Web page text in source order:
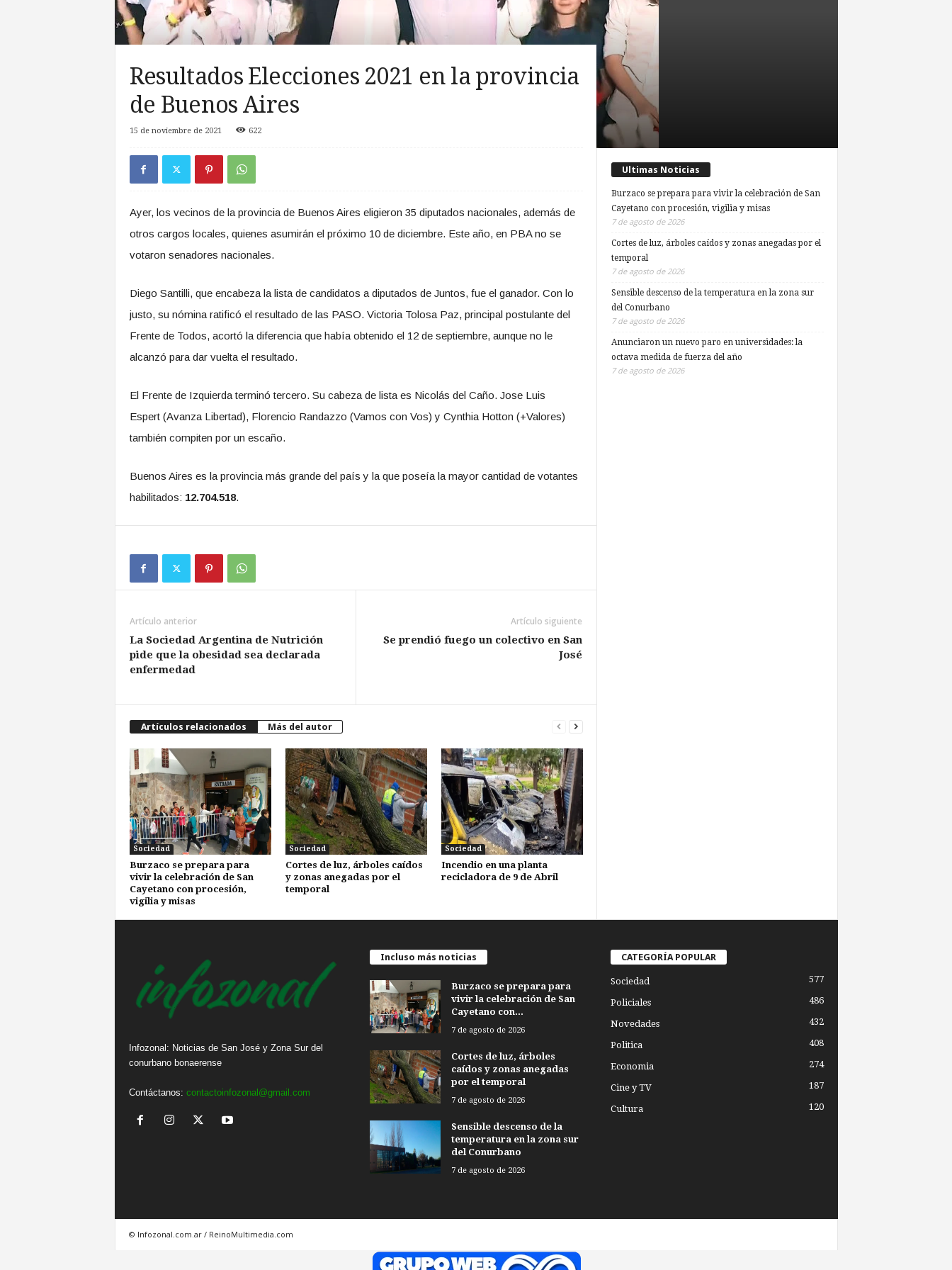
Resultados Elecciones 2021 en la provincia
de Buenos Aires
15 de noviembre de 2021 622
Ayer, los vecinos de la provincia de Buenos Aires eligieron 35 diputados nacionales, además de
otros cargos locales, quienes asumirán el próximo 10 de diciembre. Este año, en PBA no se
votaron senadores nacionales.
Diego Santilli, que encabeza la lista de candidatos a diputados de Juntos, fue el ganador. Con lo
justo, su nómina ratificó el resultado de las PASO. Victoria Tolosa Paz, principal postulante del
Frente de Todos, acortó la diferencia que había obtenido el 12 de septiembre, aunque no le
alcanzó para dar vuelta el resultado.
El Frente de Izquierda terminó tercero. Su cabeza de lista es Nicolás del Caño. Jose Luis
Espert (Avanza Libertad), Florencio Randazzo (Vamos con Vos) y Cynthia Hotton (+Valores)
también compiten por un escaño.
Buenos Aires es la provincia más grande del país y la que poseía la mayor cantidad de votantes
habilitados: 12.704.518.
Artículo anterior
La Sociedad Argentina de Nutrición
pide que la obesidad sea declarada
enfermedad
Artículo siguiente
Se prendió fuego un colectivo en San
José
Artículos relacionados Más del autor
Sociedad
Burzaco se prepara para
vivir la celebración de San
Cayetano con procesión,
vigilia y misas
Sociedad
Cortes de luz, árboles caídos
y zonas anegadas por el
temporal
Sociedad
Incendio en una planta
recicladora de 9 de Abril
Ultimas Noticias
Burzaco se prepara para vivir la celebración de San
Cayetano con procesión, vigilia y misas
7 de agosto de 2026
Cortes de luz, árboles caídos y zonas anegadas por el
temporal
7 de agosto de 2026
Sensible descenso de la temperatura en la zona sur
del Conurbano
7 de agosto de 2026
Anunciaron un nuevo paro en universidades: la
octava medida de fuerza del año
7 de agosto de 2026
Infozonal: Noticias de San José y Zona Sur del
conurbano bonaerense
Contáctanos: contactoinfozonal@gmail.com
Incluso más noticias
Burzaco se prepara para
vivir la celebración de San
Cayetano con...
7 de agosto de 2026
Cortes de luz, árboles
caídos y zonas anegadas
por el temporal
7 de agosto de 2026
Sensible descenso de la
temperatura en la zona sur
del Conurbano
7 de agosto de 2026
CATEGORÍA POPULAR
Sociedad 577
Policiales 486
Novedades 432
Politica 408
Economia 274
Cine y TV 187
Cultura 120
© Infozonal.com.ar / ReinoMultimedia.com